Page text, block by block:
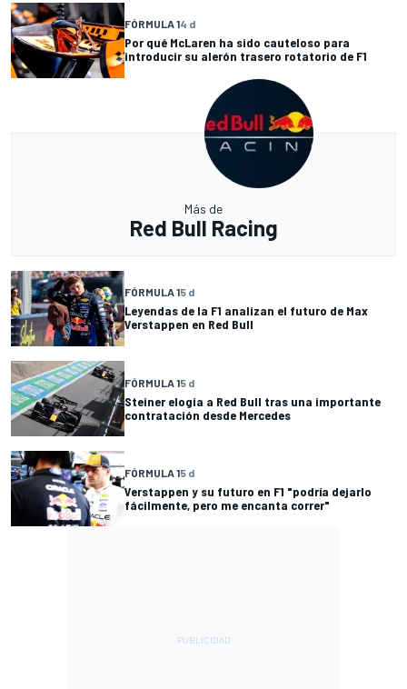
FÓRMULA 14 d
Por qué McLaren ha sido cauteloso para
introducir su alerón trasero rotatorio de F1
Más de
Red Bull Racing
FÓRMULA 15 d
Leyendas de la F1 analizan el futuro de Max
Verstappen en Red Bull
FÓRMULA 15 d
Steiner elogia a Red Bull tras una importante
contratación desde Mercedes
FÓRMULA 15 d
Verstappen y su futuro en F1 "podría dejarlo
fácilmente, pero me encanta correr"